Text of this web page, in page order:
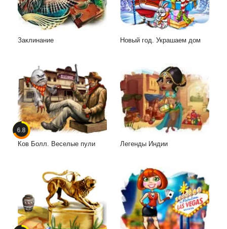
Заклинание Новый год. Украшаем дом
6.8
Ков Болл. Веселые пули Легенды Индии